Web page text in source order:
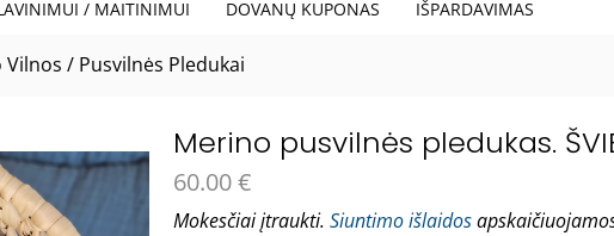
/ MAITINIMUI DOVANŲ KUPONAS IŠPARDAVIMAS
/ Pusvilnės Pledukai
Merino pusvilnės pledukas.
60.00€
Mokesčiai įtraukti. Siuntimo išlaidos